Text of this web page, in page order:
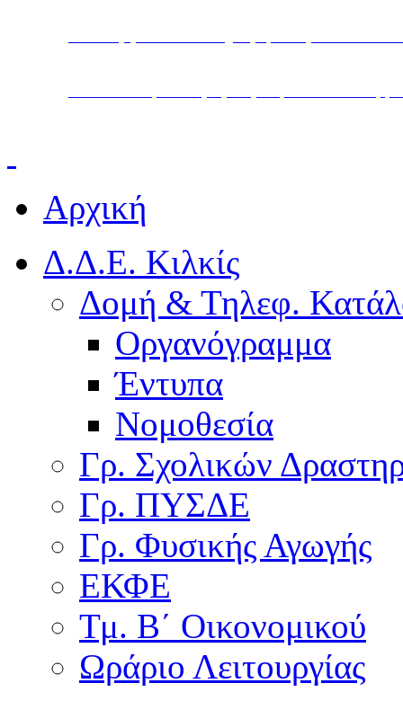
Αρχική
Δ.Δ.Ε. Κιλκίς
Δομή & Τηλεφ.
Οργανόγραμμα
Έντυπα
Νομοθεσία
Γρ. Σχολικών
Γρ. ΠΥΣΔΕ
Γρ. Φυσικής Αγωγής
ΕΚΦΕ
Τμ. Β΄ Οικονομικού
Ωράριο Λειτουργίας